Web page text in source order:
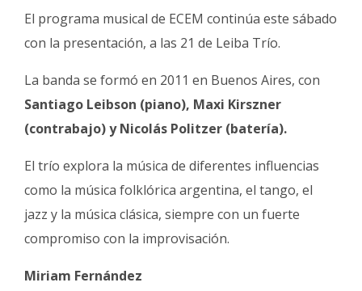
El programa musical de ECEM continúa este sábado
con la presentación, a las 21 de Leiba Trío.
La banda se formó en 2011 en Buenos Aires, con
Santiago Leibson (piano), Maxi Kirszner
(contrabajo) y Nicolás Politzer (batería).
El trío explora la música de diferentes influencias
como la música folklórica argentina, el tango, el
jazz y la música clásica, siempre con un fuerte
compromiso con la improvisación.
Miriam Fernández